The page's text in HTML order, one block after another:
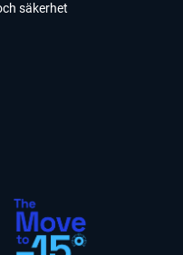
säkerhet